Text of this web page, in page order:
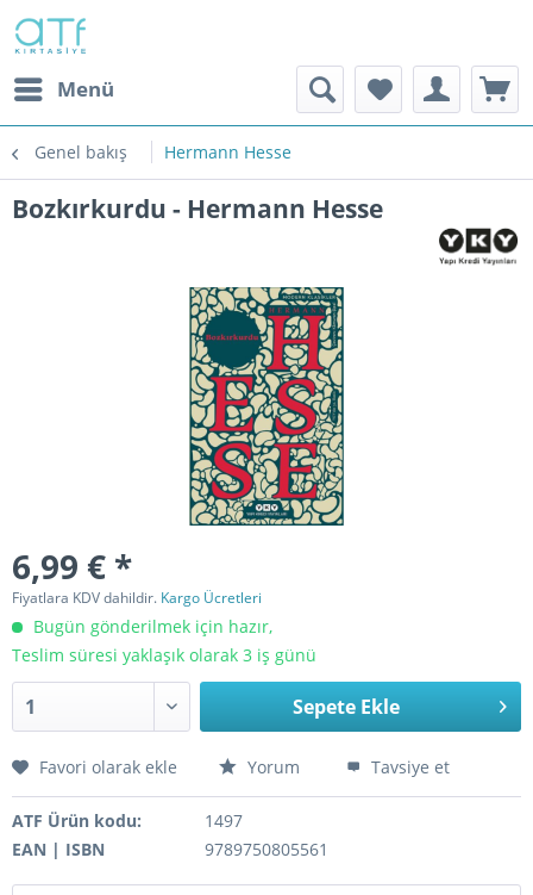
Menü
Genel bakış Hermann Hesse
Bozkırkurdu - Hermann Hesse
6,99 € *
Fiyatlara KDV dahildir. Kargo Ücretleri
Bugün gönderilmek için hazır,
Teslim süresi yaklaşık olarak 3 iş günü
Sepete Ekle
Favori olarak ekle Yorum Tavsiye et
ATF Ürün kodu:
1497
EAN | ISBN
9789750805561